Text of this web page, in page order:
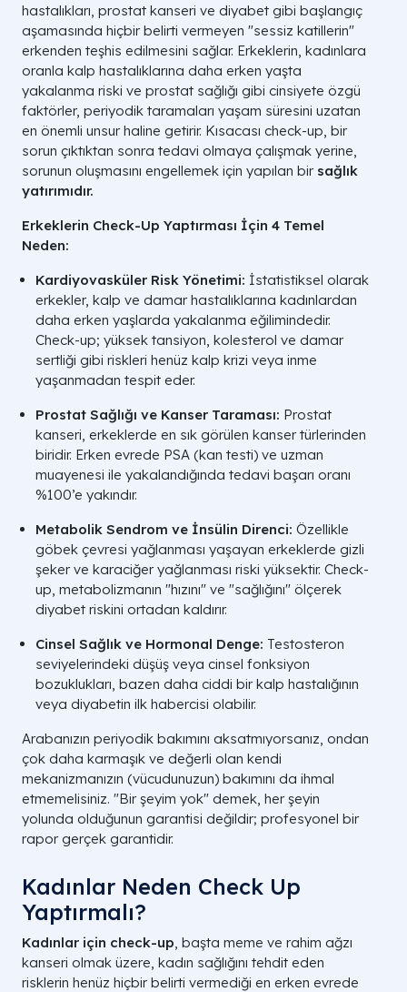
hastalıkları, prostat kanseri ve diyabet gibi başlangıç
aşamasında hiçbir belirti vermeyen "sessiz katillerin"
erkenden teşhis edilmesini sağlar. Erkeklerin, kadınlara
oranla kalp hastalıklarına daha erken yaşta
yakalanma riski ve prostat sağlığı gibi cinsiyete özgü
faktörler, periyodik taramaları yaşam süresini uzatan
en önemli unsur haline getirir. Kısacası check-up, bir
sorun çıktıktan sonra tedavi olmaya çalışmak yerine,
sorunun oluşmasını engellemek için yapılan bir sağlık
yatırımıdır.
Erkeklerin Check-Up Yaptırması İçin 4 Temel
Neden:
Kardiyovasküler Risk Yönetimi: İstatistiksel olarak
erkekler, kalp ve damar hastalıklarına kadınlardan
daha erken yaşlarda yakalanma eğilimindedir.
Check-up; yüksek tansiyon, kolesterol ve damar
sertliği gibi riskleri henüz kalp krizi veya inme
yaşanmadan tespit eder.
Prostat Sağlığı ve Kanser Taraması: Prostat
kanseri, erkeklerde en sık görülen kanser türlerinden
biridir. Erken evrede PSA (kan testi) ve uzman
muayenesi ile yakalandığında tedavi başarı oranı
%100’e yakındır.
Metabolik Sendrom ve İnsülin Direnci: Özellikle
göbek çevresi yağlanması yaşayan erkeklerde gizli
şeker ve karaciğer yağlanması riski yüksektir. Check-
up, metabolizmanın "hızını" ve "sağlığını" ölçerek
diyabet riskini ortadan kaldırır.
Cinsel Sağlık ve Hormonal Denge: Testosteron
seviyelerindeki düşüş veya cinsel fonksiyon
bozuklukları, bazen daha ciddi bir kalp hastalığının
veya diyabetin ilk habercisi olabilir.
Arabanızın periyodik bakımını aksatmıyorsanız, ondan
çok daha karmaşık ve değerli olan kendi
mekanizmanızın (vücudunuzun) bakımını da ihmal
etmemelisiniz. "Bir şeyim yok" demek, her şeyin
yolunda olduğunun garantisi değildir; profesyonel bir
rapor gerçek garantidir.
Kadınlar Neden Check Up
Yaptırmalı?
Kadınlar için check-up, başta meme ve rahim ağzı
kanseri olmak üzere, kadın sağlığını tehdit eden
risklerin henüz hiçbir belirti vermediği en erken evrede